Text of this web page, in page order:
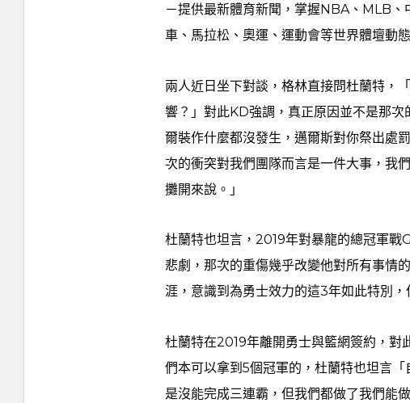
－提供最新體育新聞，掌握NBA、MLB
車、馬拉松、奧運、運動會等世界體壇動
兩人近日坐下對談，格林直接問杜蘭特，
響？」對此KD強調，真正原因並不是那
爾裝作什麼都沒發生，邁爾斯對你祭出處
次的衝突對我們團隊而言是一件大事，我
攤開來說。」
杜蘭特也坦言，2019年對暴龍的總冠軍戰
悲劇，那次的重傷幾乎改變他對所有事情
涯，意識到為勇士效力的這3年如此特別，
杜蘭特在2019年離開勇士與籃網簽約，對
們本可以拿到5個冠軍的，杜蘭特也坦言
是沒能完成三連霸，但我們都做了我們能